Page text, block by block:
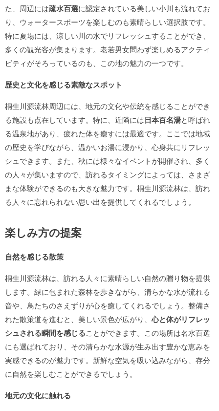
た、周辺には疏水百選に認定されている美しい小川も流れてお
り、ウォータースポーツを楽しむのも素晴らしい選択肢です。
特に夏場には、涼しい川の水でリフレッシュすることができ、
多くの観光客が集まります。老若男女問わず楽しめるアクティ
ビティがそろっているのも、この地の魅力の一つです。
歴史と文化を感じる素敵なスポット
桐生川源流林周辺には、地元の文化や伝統を感じることができ
る施設も点在しています。特に、近隣には日本百名湯と呼ばれ
る温泉地があり、疲れた体を癒すには最適です。ここでは地域
の歴史を学びながら、温かいお湯に浸かり、心身共にリフレッ
シュできます。また、秋には様々なイベントが開催され、多く
の人々が集いますので、訪れるタイミングによっては、さまざ
まな体験ができるのも大きな魅力です。桐生川源流林は、訪れ
る人々に忘れられない思い出を提供してくれるでしょう。
楽しみ方の提案
自然を感じる散策
桐生川源流林は、訪れる人々に素晴らしい自然の贈り物を提供
します。緑に包まれた森林を歩きながら、清らかな水が流れる
音や、鳥たちのさえずりが心を癒してくれるでしょう。整備さ
れた散策道を進むと、美しい景色が広がり、心と体がリフレッ
シュされる瞬間を感じることができます。この場所は名水百選
にも選ばれており、その清らかな水源が生み出す豊かな恵みを
実感できるのが魅力です。新鮮な空気を吸い込みながら、存分
に自然を楽しむことができるでしょう。
地元の文化に触れる